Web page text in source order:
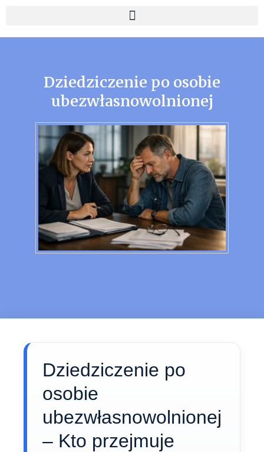
Dziedziczenie po osobie
ubezwłasnowolnionej
Dziedziczenie po
osobie
ubezwłasnowolnionej
– Kto przejmuje